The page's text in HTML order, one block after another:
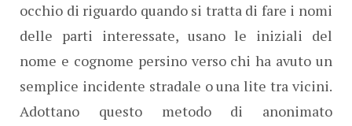
occhio di riguardo quando si tratta di fare i nomi
delle parti interessate, usano le iniziali del
nome e cognome persino verso chi ha avuto un
semplice incidente stradale o una lite tra vicini.
Adottano questo metodo di anonimato